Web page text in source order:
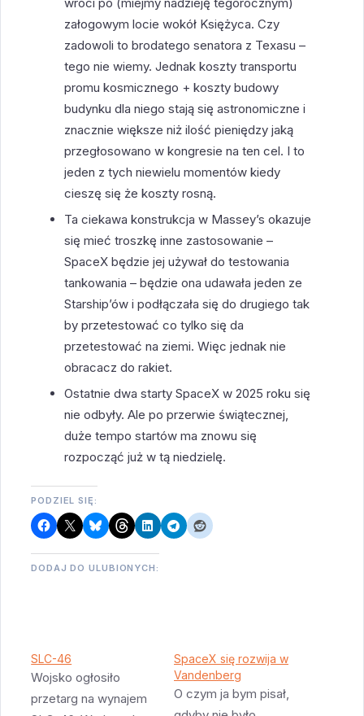
załogowym locie wokół Księżyca. Czy
zadowoli to brodatego senatora z Texasu –
tego nie wiemy. Jednak koszty transportu
promu kosmicznego + koszty budowy
budynku dla niego stają się astronomiczne i
znacznie większe niż ilość pieniędzy jaką
przegłosowano w kongresie na ten cel. I to
jeden z tych niewielu momentów kiedy
cieszę się że koszty rosną.
Ta ciekawa konstrukcja w Massey’s okazuje
się mieć troszkę inne zastosowanie –
SpaceX będzie jej używał do testowania
tankowania – będzie ona udawała jeden ze
Starship’ów i podłączała się do drugiego tak
by przetestować co tylko się da
przetestować na ziemi. Więc jednak nie
obracacz do rakiet.
Ostatnie dwa starty SpaceX w 2025 roku się
nie odbyły. Ale po przerwie świątecznej,
duże tempo startów ma znowu się
rozpocząć już w tą niedzielę.
PODZIEL SIĘ:
DODAJ DO ULUBIONYCH:
SLC-46
Wojsko ogłosiło
przetarg na wynajem
SpaceX się rozwija w
Vandenberg
O czym ja bym pisał,